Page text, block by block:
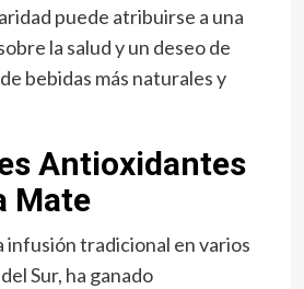
puede atribuirse a una
la salud y un deseo de
bebidas más naturales y
Antioxidantes
Mate
infusión tradicional en varios
Sur, ha ganado